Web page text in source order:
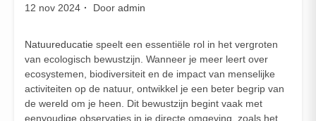
12 nov 2024 Door admin
Natuureducatie speelt een essentiële rol in het vergroten
van ecologisch bewustzijn. Wanneer je meer leert over
ecosystemen, biodiversiteit en de impact van menselijke
activiteiten op de natuur, ontwikkel je een beter begrip van
de wereld om je heen. Dit bewustzijn begint vaak met
eenvoudige observaties in je directe omgeving, zoals het